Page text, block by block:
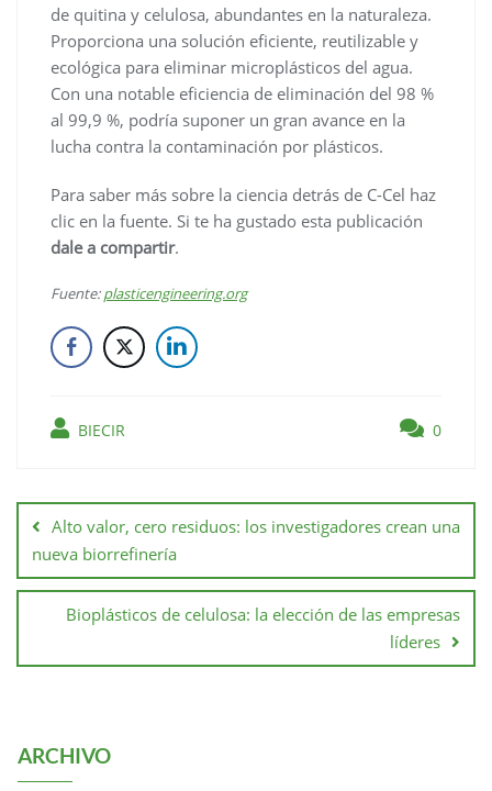
de quitina y celulosa, abundantes en la naturaleza.
Proporciona una solución eficiente, reutilizable y
ecológica para eliminar microplásticos del agua.
Con una notable eficiencia de eliminación del 98 %
al 99,9 %, podría suponer un gran avance en la
lucha contra la contaminación por plásticos.
Para saber más sobre la ciencia detrás de C-Cel haz
clic en la fuente. Si te ha gustado esta publicación
dale a compartir.
Fuente:plasticengineering.org
BIECIR 0
Alto valor, cero residuos: los investigadores crean una
nueva biorrefinería
Bioplásticos de celulosa: la elección de las empresas
líderes
ARCHIVO